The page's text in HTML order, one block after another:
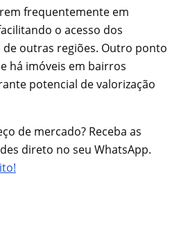
frequentemente em
o acesso dos
outras regiões. Outro ponto
há imóveis em bairros
potencial de valorização
de mercado? Receba as
direto no seu WhatsApp.